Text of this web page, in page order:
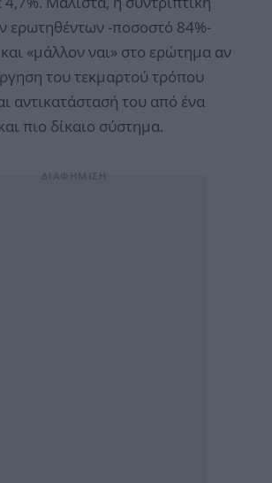
ερωτηθέντων -ποσοστό 84%-
«μάλλον ναι» στο ερώτημα αν
του τεκμαρτού τρόπου
αντικατάστασή του από ένα
πιο δίκαιο σύστημα.